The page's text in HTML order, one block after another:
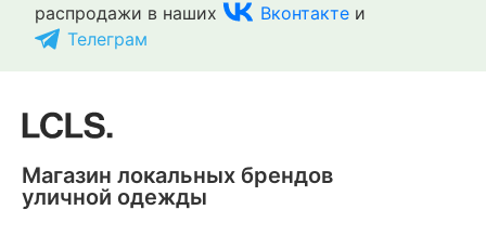
распродажи в наших
Вконтакте и
Телеграм
Магазин локальных брендов
уличной одежды